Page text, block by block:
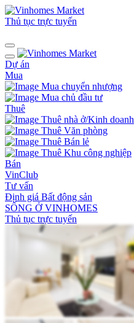
Thủ tục trực tuyến
Dự án
Mua
Mua chuyển nhượng
Mua chủ đầu tư
Thuê
Thuê nhà ở/Kinh doanh
Thuê Văn phòng
Thuê Bán lẻ
Thuê Khu công nghiệp
Bán
VinClub
Tư vấn
Định giá Bất động sản
SỐNG Ở VINHOMES
Thủ tục trực tuyến